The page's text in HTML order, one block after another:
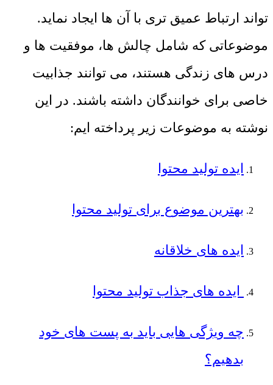
‌تواند ارتباط عمیق‌ تری با آن‌ ها ایجاد نماید.
موضوعاتی که شامل چالش‌ ها، موفقیت ‌ها و
درس‌ های زندگی هستند، می‌ توانند جذابیت
خاصی برای خوانندگان داشته باشند. در این
نوشته به موضوعات زیر پرداخته ایم:
ایده تولید محتوا
بهترین موضوع برای تولید محتوا
ایده ‌های خلاقانه
ایده های جذاب تولید محتوا
چه ویژگی هایی باید به پست های خود
بدهیم؟